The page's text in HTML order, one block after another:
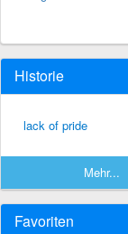
Historie
lack of pride
Mehr...
Favoriten